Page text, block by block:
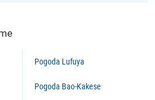
Pogoda Lufuya
Pogoda Bao-Kakese